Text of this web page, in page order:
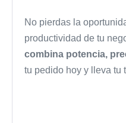
No pierdas la
productividad de tu
combina potencia,
tu pedido hoy y lleva tu